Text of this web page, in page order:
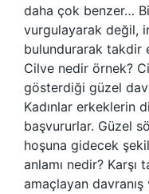
daha çok benzer…
vurgulayarak değil,
bulundurarak takdir
Cilve nedir örnek?
gösterdiği güzel
Kadınlar erkeklerin
başvururlar. Güzel
hoşuna gidecek
anlamı nedir? Karşı
amaçlayan